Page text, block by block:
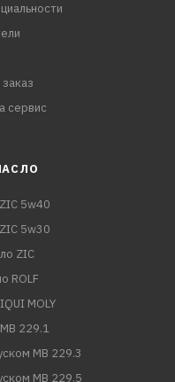
сервис
5w40
5w30
ZIC
ROLF
MOLY
229.1
MB 229.3
MB 229.5